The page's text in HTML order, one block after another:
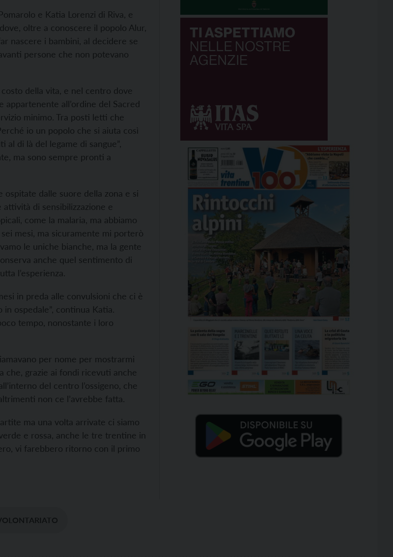
e Katia Lorenzi di Riva, e
oltre a conoscere il popolo Alur,
nascere i bambini, al decidere se
persone che non potevano
costo della vita, e nel centro dove
all’ordine del Sacred
minimo. Tra posti letti che
io un popolo che si aiuta così
di là del legame di sangue”,
ma sono sempre pronti a
ospitate dalle suore della zona e si
di sensibilizzazione e
come la malaria, ma abbiamo
mesi, ma sicuramente mi porterò
le uniche bianche, ma la gente
anche quel sentimento di
l’esperienza.
in preda alle convulsioni che ci è
ospedale”, continua Katia.
tempo, nonostante i loro
per nome per mostrarmi
che, grazie ai fondi ricevuti anche
del centro l’ossigeno, che
non ce l’avrebbe fatta.
ma una volta arrivate ci siamo
e rossa, anche le tre trentine in
vi farebbero ritorno con il primo